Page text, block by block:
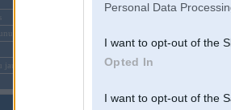
Personal Data
I want to opt-out of the
Opted In
I want to opt-out of the